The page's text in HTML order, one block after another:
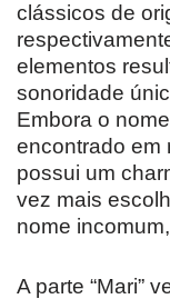
clássicos de
elementos
sonoridade
Embora o nome
encontrado em
possui um
vez mais
nome
A parte “Mari”